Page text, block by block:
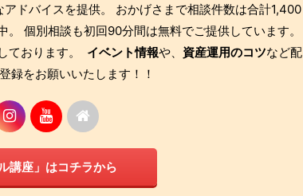
ドバイスを提供。 おかげさまで相談件数は合計1,400
個別相談も初回90分間は無料でご提供しています。
ております。 イベント情報や、 資産運用のコツなど配
録をお願いいたします！！
講座」はコチラから